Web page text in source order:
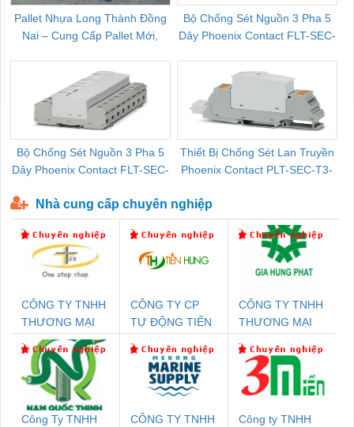
Pallet Nhựa Long Thành Đồng
Nai – Cung Cấp Pallet Mới,
Bộ Chống Sét Nguồn 3 Pha 5
Dây Phoenix Contact FLT-SEC-
Bộ Chống Sét Nguồn 3 Pha 5
Dây Phoenix Contact FLT-SEC-
Thiết Bị Chống Sét Lan Truyền
Phoenix Contact PLT-SEC-T3-
Nhà cung cấp chuyên nghiệp
CÔNG TY TNHH
THƯƠNG MẠI
THIÊN ÂN VIỆT
NAM
CÔNG TY CP
TỰ ĐỘNG TIẾN
CÔNG TY TNHH
THƯƠNG MẠI
THUẬT ĐIỆN CƠ
GIA HƯNG
PHÁT
Công Ty TNHH
CÔNG TY TNHH
Công ty TNHH